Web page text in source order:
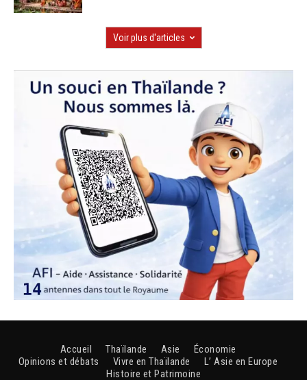
Voir plus d'articles
Accueil Thaïlande Asie
Économie
Opinions et débats
Vivre en Thaïlande
L’ Asie en Europe
Histoire et Patrimoine